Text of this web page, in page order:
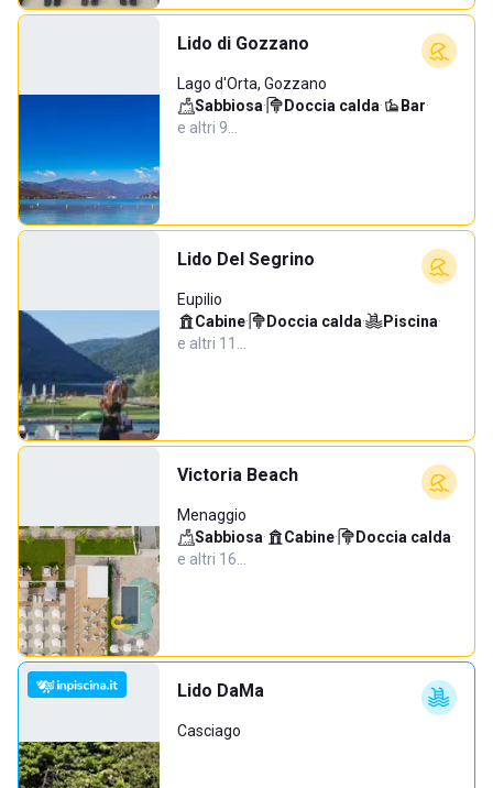
Lido di Gozzano
Lago d'Orta, Gozzano
Sabbiosa· Doccia calda· Bar·
e altri 9…
Lido Del Segrino
Eupilio
Cabine· Doccia calda· Piscina·
e altri 11…
Victoria Beach
Menaggio
Sabbiosa· Cabine· Doccia calda·
e altri 16…
Lido DaMa
Casciago